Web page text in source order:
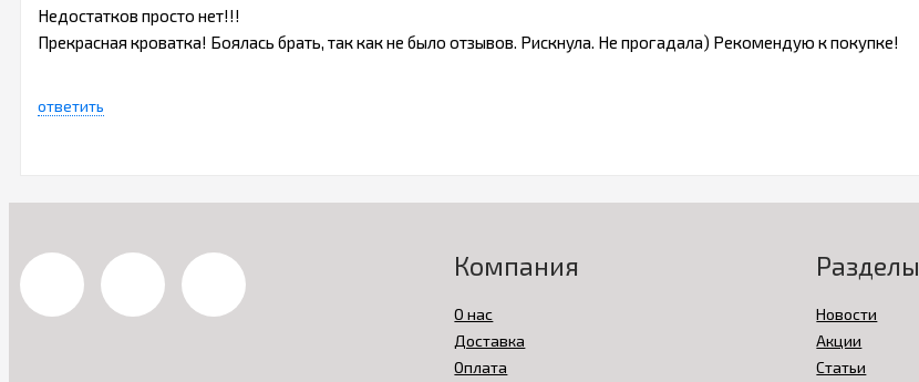
Недостатков просто нет!!!
Прекрасная кроватка! Боялась брать, так как не было отзывов. Рискнула. Не прогадала) Рекомендую к покупке!
ответить
Компания
О нас
Доставка
Оплата
Разделы
Новости
Акции
Статьи